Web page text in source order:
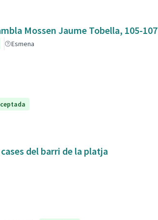
Rambla Mossen Jaume Tobella, 105-107
Esmena
del barri de la platja